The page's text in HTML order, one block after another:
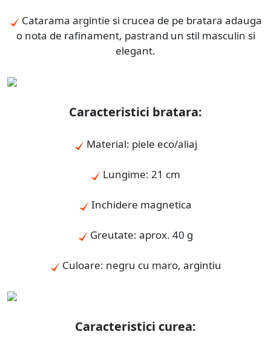
Catarama argintie si crucea de pe bratara adauga
o nota de rafinament, pastrand un stil masculin si
elegant.
Caracteristici bratara:
Material: piele eco/aliaj
Lungime: 21 cm
Inchidere magnetica
Greutate: aprox. 40 g
Culoare: negru cu maro, argintiu
Caracteristici curea: